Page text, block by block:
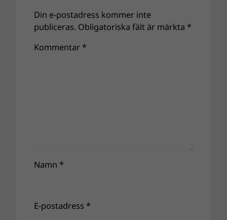
Din e-postadress kommer inte
publiceras. Obligatoriska fält är märkta *
Kommentar *
Namn *
E-postadress *